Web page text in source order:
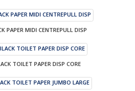
PAPER MIDI CENTREPULL DISP
TOILET PAPER DISP CORE